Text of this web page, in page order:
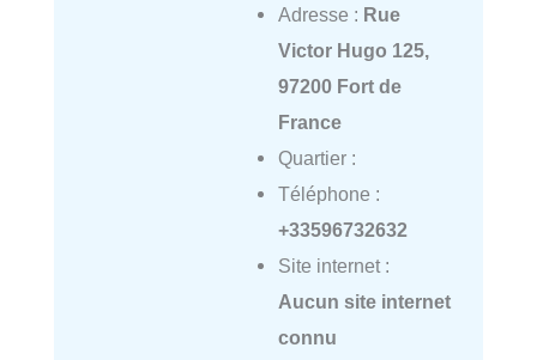
Adresse : Rue
Victor Hugo 125,
97200 Fort de
France
Quartier :
Téléphone :
+33596732632
Site internet :
Aucun site internet
connu